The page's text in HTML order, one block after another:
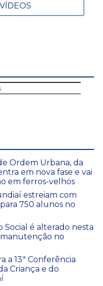
Ordem Urbana, da
em nova fase e vai
em ferros-velhos
estreiam com
750 alunos no
é alterado nesta
no
a 13ª Conferência
Criança e do